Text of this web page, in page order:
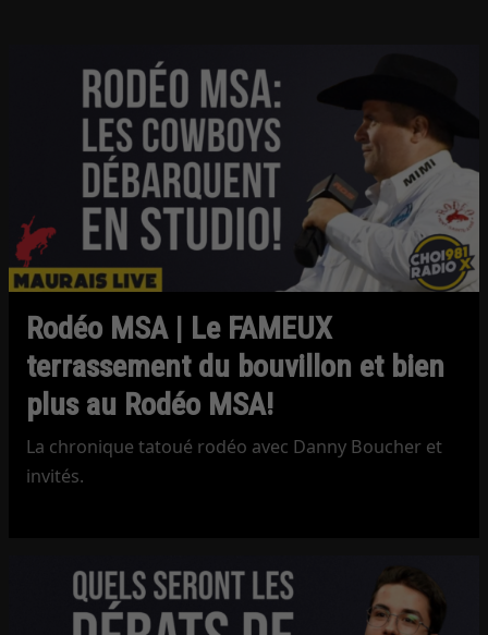
Rodéo MSA | Le FAMEUX
terrassement du bouvillon et bien
plus au Rodéo MSA!
La chronique tatoué rodéo avec Danny Boucher et
invités.